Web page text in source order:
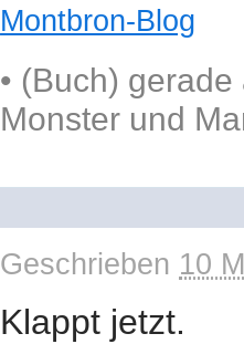
Montbron-Blog
• (Buch) gerade
Monster und
Geschrieben 10
Klappt jetzt.